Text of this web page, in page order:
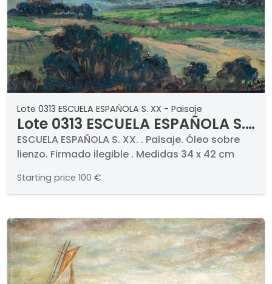
Lote 0313 ESCUELA ESPAÑOLA S. XX - Paisaje
Lote 0313 ESCUELA ESPAÑOLA S.
XX - Paisaje
ESCUELA ESPAÑOLA S. XX. . Paisaje. Óleo sobre
lienzo. Firmado ilegible . Medidas 34 x 42 cm
Starting price 100 €